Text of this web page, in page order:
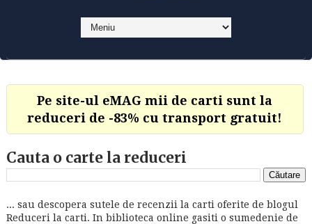
Pe site-ul eMAG mii de carti sunt la
reduceri de -83% cu transport gratuit!
Cauta o carte la reduceri
... sau descopera sutele de recenzii la carti oferite de blogul
Reduceri la carti. In biblioteca online gasiti o sumedenie de